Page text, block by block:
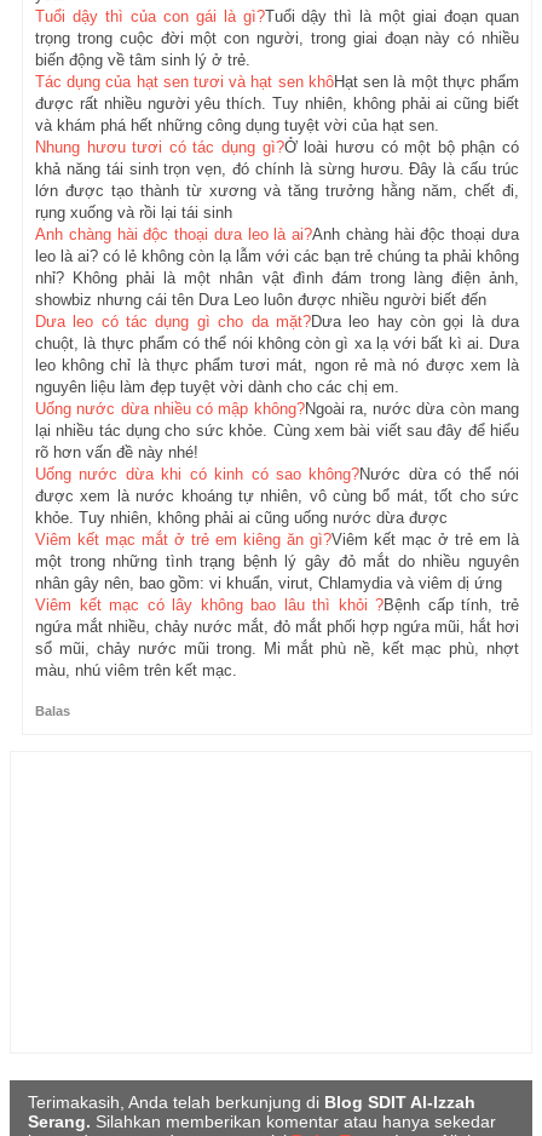
Tuổi dậy thì của con gái là gì?Tuổi dậy thì là một giai đoạn quan
trọng trong cuộc đời một con người, trong giai đoạn này có nhiều
biến động về tâm sinh lý ở trẻ.
Tác dụng của hạt sen tươi và hạt sen khôHạt sen là một thực phẩm
được rất nhiều người yêu thích. Tuy nhiên, không phải ai cũng biết
và khám phá hết những công dụng tuyệt vời của hạt sen.
Nhung hươu tươi có tác dụng gì?Ở loài hươu có một bộ phận có
khả năng tái sinh trọn vẹn, đó chính là sừng hươu. Đây là cấu trúc
lớn được tạo thành từ xương và tăng trưởng hằng năm, chết đi,
rụng xuống và rồi lại tái sinh
Anh chàng hài độc thoại dưa leo là ai?Anh chàng hài độc thoại dưa
leo là ai? có lẻ không còn lạ lẫm với các bạn trẻ chúng ta phải không
nhỉ? Không phải là một nhân vật đình đám trong làng điện ảnh,
showbiz nhưng cái tên Dưa Leo luôn được nhiều người biết đến
Dưa leo có tác dụng gì cho da mặt?Dưa leo hay còn gọi là dưa
chuột, là thực phẩm có thể nói không còn gì xa lạ với bất kì ai. Dưa
leo không chỉ là thực phẩm tươi mát, ngon rẻ mà nó được xem là
nguyên liệu làm đẹp tuyệt vời dành cho các chị em.
Uống nước dừa nhiều có mập không?Ngoài ra, nước dừa còn mang
lại nhiều tác dụng cho sức khỏe. Cùng xem bài viết sau đây để hiểu
rõ hơn vấn đề này nhé!
Uống nước dừa khi có kinh có sao không?Nước dừa có thể nói
được xem là nước khoáng tự nhiên, vô cùng bổ mát, tốt cho sức
khỏe. Tuy nhiên, không phải ai cũng uống nước dừa được
Viêm kết mạc mắt ở trẻ em kiêng ăn gì?Viêm kết mạc ở trẻ em là
một trong những tình trạng bệnh lý gây đỏ mắt do nhiều nguyên
nhân gây nên, bao gồm: vi khuẩn, virut, Chlamydia và viêm dị ứng
Viêm kết mạc có lây không bao lâu thì khỏi ?Bệnh cấp tính, trẻ
ngứa mắt nhiều, chảy nước mắt, đỏ mắt phối hợp ngứa mũi, hắt hơi
sổ mũi, chảy nước mũi trong. Mi mắt phù nề, kết mạc phù, nhợt
màu, nhú viêm trên kết mạc.
Balas
Terimakasih, Anda telah berkunjung di Blog SDIT Al-Izzah
Serang. Silahkan memberikan komentar atau hanya sekedar